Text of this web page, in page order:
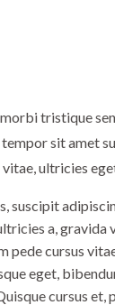
tristique
sit amet
ultricies
suscipit
a, gravida
pede cursus
eget,
cursus